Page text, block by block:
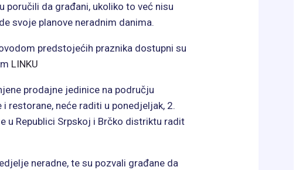
poručili da građani, ukoliko to već nisu
svoje planove neradnim danima.
predstojećih praznika dostupni su
LINKU
prodajne jedinice na području
restorane, neće raditi u ponedjeljak, 2.
u Republici Srpskoj i Brčko distriktu radit
neradne, te su pozvali građane da